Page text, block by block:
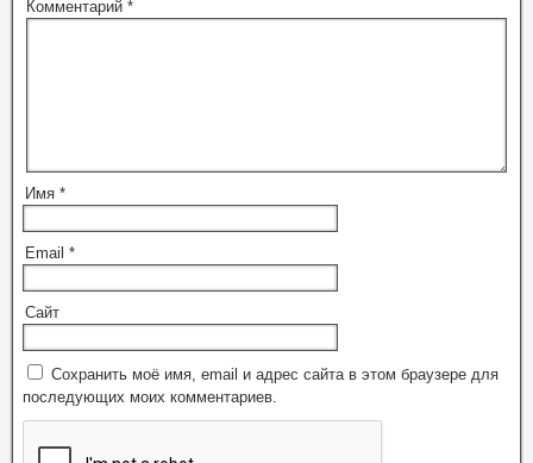
Комментарий *
Имя *
Email *
Сайт
Сохранить моё имя, email и адрес сайта в этом браузере для
последующих моих комментариев.